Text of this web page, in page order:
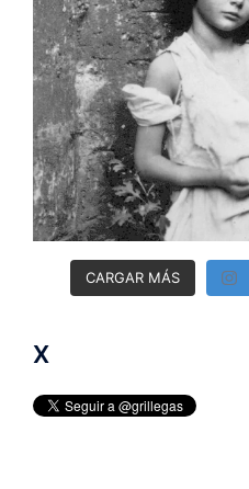
CARGAR MÁS
X